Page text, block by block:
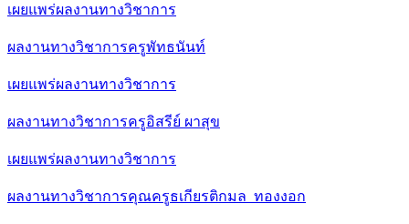
เผยแพร่ผลงานทางวิชาการ
ผลงานทางวิชาการครูพัทธนันท์
เผยแพร่ผลงานทางวิชาการ
ผลงานทางวิชาการครูอิสรีย์ ผาสุข
เผยแพร่ผลงานทางวิชาการ
ผลงานทางวิชาการคุณครูธเกียรติกมล ทองงอก